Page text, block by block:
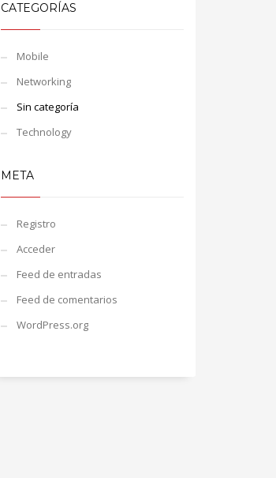
CATEGORÍAS
Mobile
Networking
Sin categoría
Technology
META
Registro
Acceder
Feed de entradas
Feed de comentarios
WordPress.org